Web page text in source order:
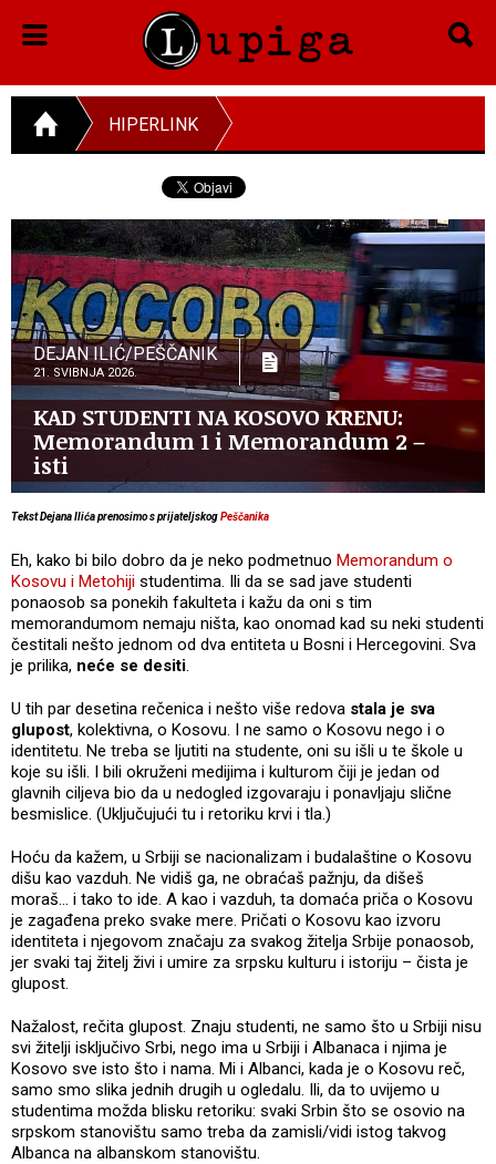
HIPERLINK
DEJAN ILIĆ/PEŠČANIK
21. SVIBNJA 2026.
KAD STUDENTI NA KOSOVO KRENU:
Memorandum 1 i Memorandum 2 –
isti
Tekst Dejana Ilića prenosimo s prijateljskogPeščanika
Eh, kako bi bilo dobro da je neko podmetnuo Memorandum o
Kosovu i Metohiji studentima. Ili da se sad jave studenti
ponaosob sa ponekih fakulteta i kažu da oni s tim
memorandumom nemaju ništa, kao onomad kad su neki studenti
čestitali nešto jednom od dva entiteta u Bosni i Hercegovini. Sva
je prilika, neće se desiti.
U tih par desetina rečenica i nešto više redova stala je sva
glupost, kolektivna, o Kosovu. I ne samo o Kosovu nego i o
identitetu. Ne treba se ljutiti na studente, oni su išli u te škole u
koje su išli. I bili okruženi medijima i kulturom čiji je jedan od
glavnih ciljeva bio da u nedogled izgovaraju i ponavljaju slične
besmislice. (Uključujući tu i retoriku krvi i tla.)
Hoću da kažem, u Srbiji se nacionalizam i budalaštine o Kosovu
dišu kao vazduh. Ne vidiš ga, ne obraćaš pažnju, da dišeš
moraš… i tako to ide. A kao i vazduh, ta domaća priča o Kosovu
je zagađena preko svake mere. Pričati o Kosovu kao izvoru
identiteta i njegovom značaju za svakog žitelja Srbije ponaosob,
jer svaki taj žitelj živi i umire za srpsku kulturu i istoriju – čista je
glupost.
Nažalost, rečita glupost. Znaju studenti, ne samo što u Srbiji nisu
svi žitelji isključivo Srbi, nego ima u Srbiji i Albanaca i njima je
Kosovo sve isto što i nama. Mi i Albanci, kada je o Kosovu reč,
samo smo slika jednih drugih u ogledalu. Ili, da to uvijemo u
studentima možda blisku retoriku: svaki Srbin što se osovio na
srpskom stanovištu samo treba da zamisli/vidi istog takvog
Albanca na albanskom stanovištu.